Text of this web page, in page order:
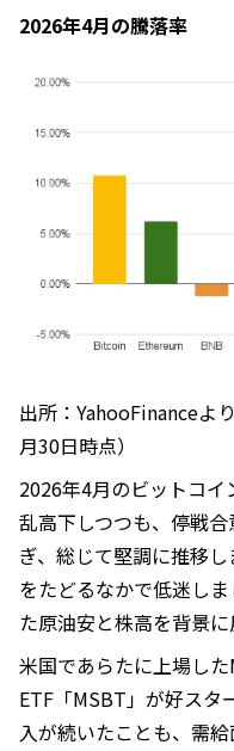
2026年4月の騰落率
出所：YahooFinanceよ
月30日時点）
2026年4月のビットコ
乱高下しつつも、停戦
ぎ、総じて堅調に推移
をたどるなかで低迷し
た原油安と株高を背景に
米国であらたに上場し
ETF「MSBT」が好スタ
入が続いたことも、需